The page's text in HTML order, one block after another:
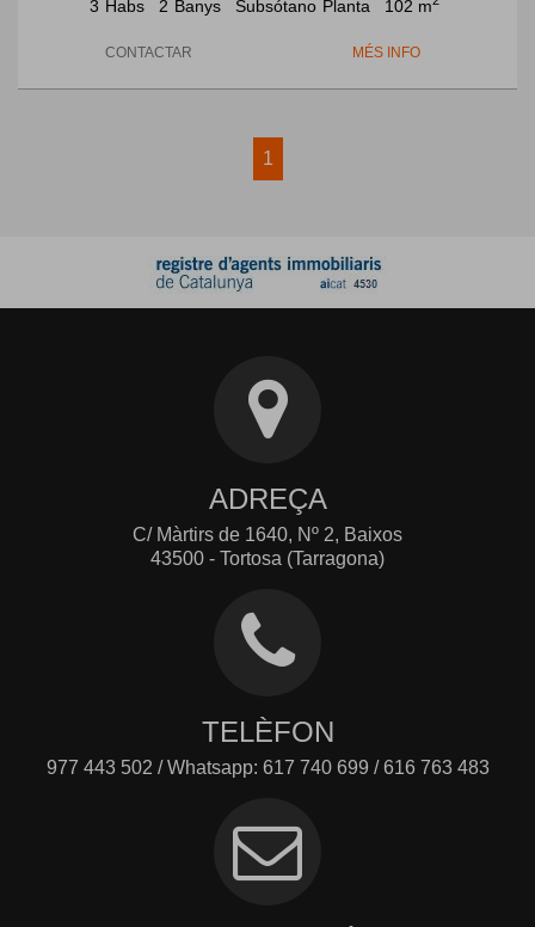
3 Habs 2 Banys Subsótano Planta 102 m
CONTACTAR MÉS INFO
1
ADREÇA
C/ Màrtirs de 1640, Nº 2, Baixos
43500 - Tortosa (Tarragona)
TELÈFON
977 443 502 / Whatsapp: 617 740 699 / 616 763 483